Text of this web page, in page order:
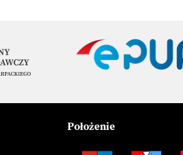
Położenie